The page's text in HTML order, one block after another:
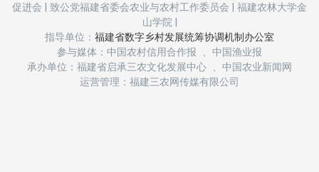
促进会
致公党福建省委会农业与农村工作委员会
福建农林大学金
山学院
指导单位： 福建省数字乡村发展统筹协调机制办公室
参与媒体：中国农村信用合作报 、中国渔业报
承办单位：福建省启承三农文化发展中心 、中国农业新闻网
运营管理：福建三农网传媒有限公司